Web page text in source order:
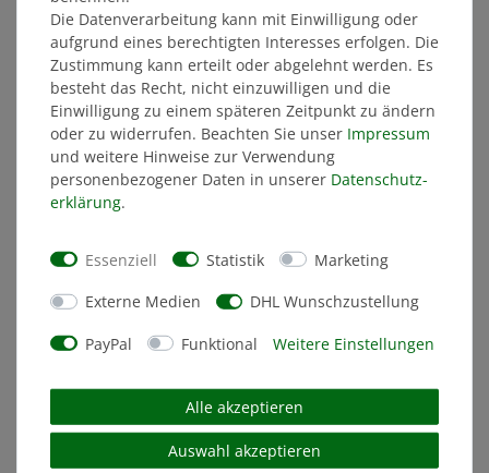
NEU
Kaffeetasse "Wo wir sind, ist DYNAMOLAND!"
Die Datenverarbeitung kann mit Einwilligung oder
aufgrund eines berechtigten Interesses erfolgen. Die
Zustimmung kann erteilt oder abgelehnt werden. Es
besteht das Recht, nicht einzuwilligen und die
Einwilligung zu einem späteren Zeitpunkt zu ändern
oder zu widerrufen. Beachten Sie unser Impressum
und weitere Hinweise zur Verwendung
personenbezogener Daten in unserer Daten­schutz­
erklärung.
Essenziell Statistik Marketing
Externe Medien DHL Wunschzustellung
PayPal Funktional Weitere Einstellungen
Alle akzeptieren
Auswahl akzeptieren